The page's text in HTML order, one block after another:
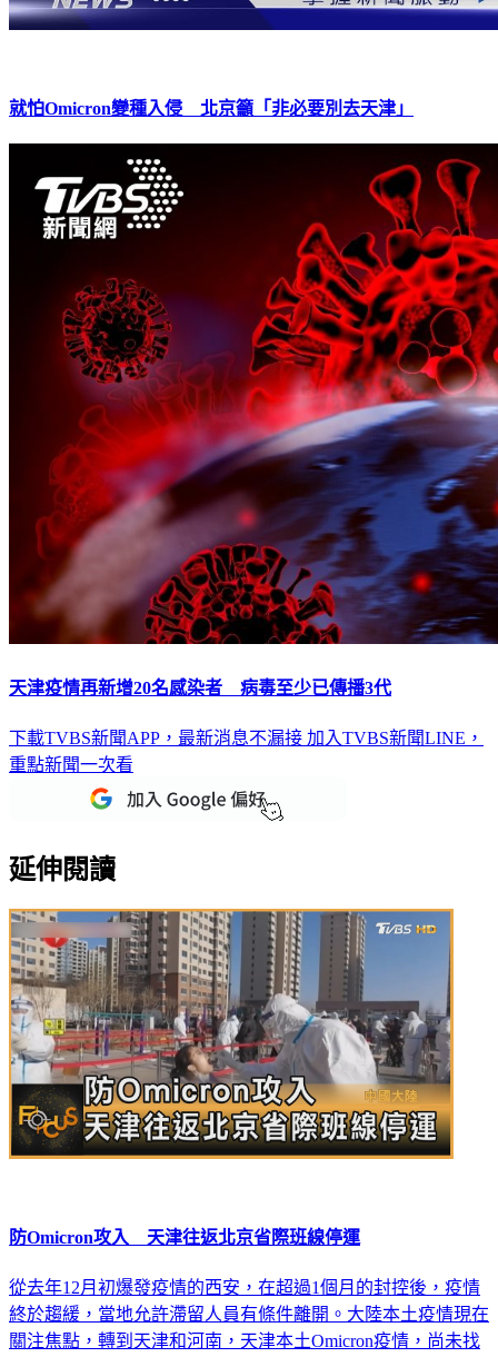
就怕Omicron變種入侵 北京籲「非必要別去天津」
天津疫情再新增20名感染者 病毒至少已傳播3代
下載TVBS新聞APP，最新消息不漏接 加入TVBS新聞LINE，
重點新聞一次看
延伸閱讀
防Omicron攻入 天津往返北京省際班線停運
從去年12月初爆發疫情的西安，在超過1個月的封控後，疫情
終於趨緩，當地允許滯留人員有條件離開。大陸本土疫情現在
關注焦點，轉到天津和河南，天津本土Omicron疫情，尚未找